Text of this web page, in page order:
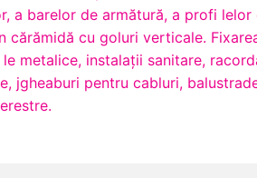
a barelor de armătură, a profi lelor
cărămidă cu goluri verticale.
metalice, instalaţii sanitare,
jgheaburi pentru cabluri,